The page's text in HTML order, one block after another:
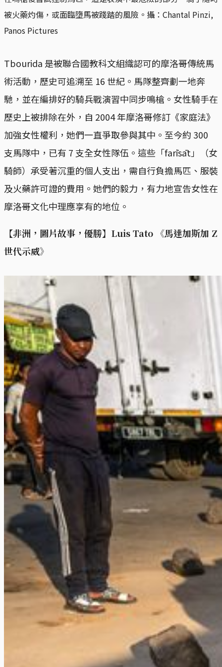
被火藥灼傷，或面臨墮馬被踐踏的風險。攝：Chantal Pinzi,
Panos Pictures
Tbourida 是被聯合國教科文組織認可的摩洛哥傳統馬
術活動，歷史可追溯至 16 世紀。馬隊整齊劃一地奔
馳，並在編排好的騎兵戰演習中同步鳴槍。女性騎手在
歷史上被排除在外，自 2004 年摩洛哥修訂《家庭法》
加強女性權利，她們一直爭取參與其中。至今約 300
支馬隊中，已有 7 支全女性隊伍。這些「farīsāt」（女
騎師）承受著沉重的個人支出，需自行負擔馬匹、服裝
及火藥許可證的費用。她們的毅力，有力地宣告女性在
摩洛哥文化中理應享有的地位。
【非洲，圖片故事，優勝】Luis Tato 《馬達加斯加 Z
世代示威》